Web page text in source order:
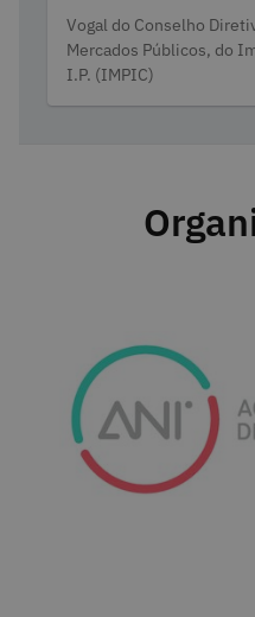
Categories
Vogal do Conselho
Mercados Públicos, do
I.P. (IMPIC)